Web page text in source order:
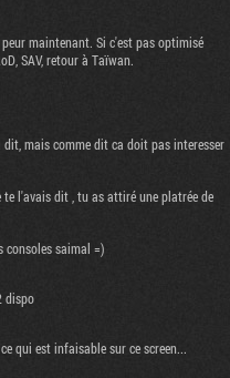
maintenant. Si c'est pas optimisé
SAV, retour à Taïwan.
dit, mais comme dit ca doit pas interesser
te l'avais dit , tu as attiré une platrée de
consoles saimal =)
dispo
qui est infaisable sur ce screen...